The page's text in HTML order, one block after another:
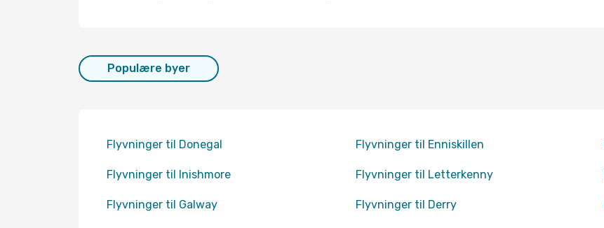
Populære byer
Flyvninger til Donegal Flyvninger til Enniskillen
Flyvninger til Inishmore Flyvninger til Letterkenny
Flyvninger til Galway Flyvninger til Derry